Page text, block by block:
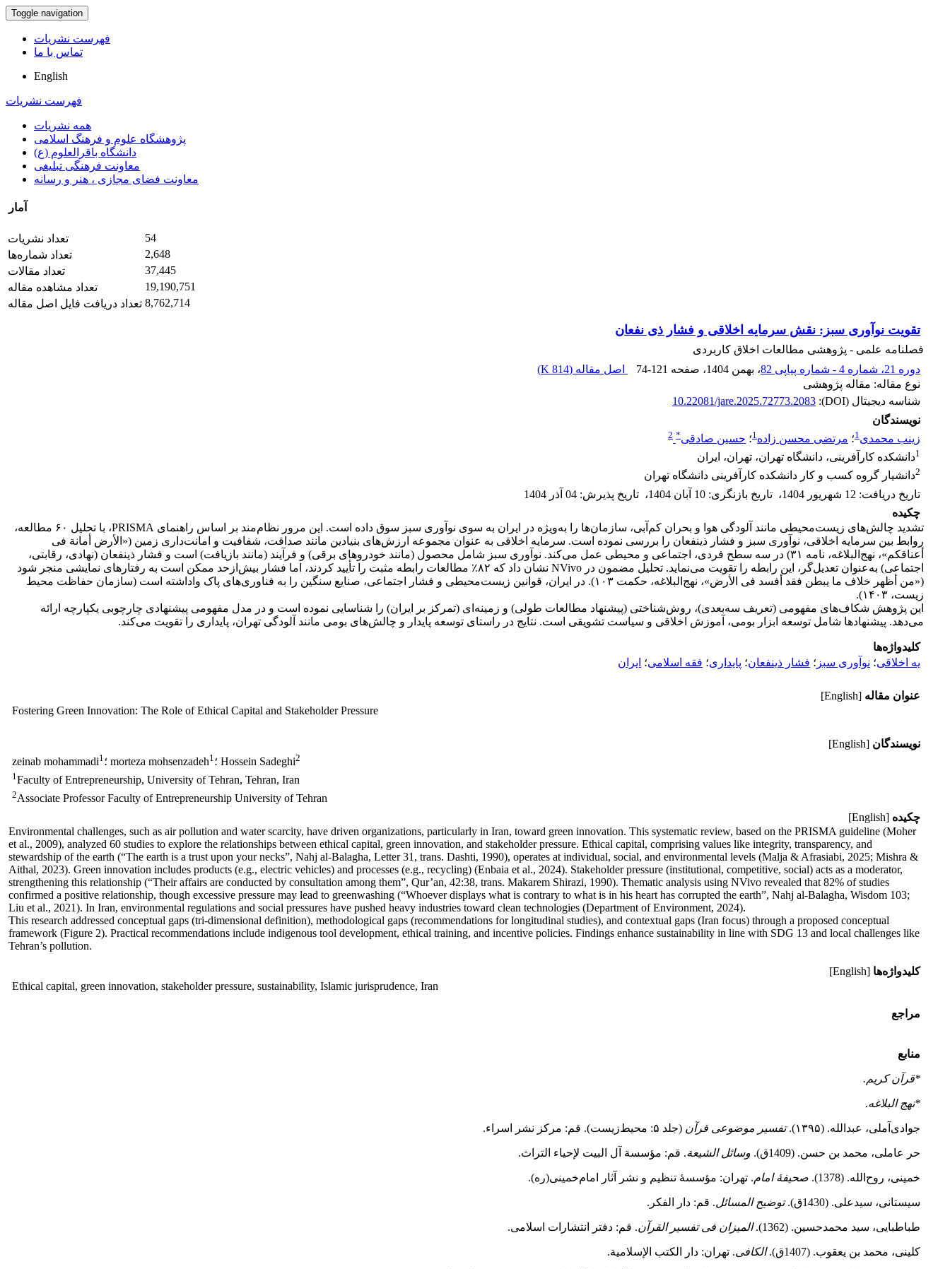
Toggle navigation
فهرست نشریات
تماس با ما
English
فهرست نشریات
همه نشریات
پژوهشگاه علوم و فرهنگ اسلامی
دانشگاه باقرالعلوم (ع)
معاونت فرهنگی تبلیغی
معاونت فضای مجازی ، هنر و رسانه
آمار
تعداد نشریات
54
تعداد شماره‌ها
2,648
تعداد مقالات
37,445
تعداد مشاهده مقاله
19,190,751
تعداد دریافت فایل اصل مقاله 8,762,714
تقویت نوآوری سبز: نقش سرمایه اخلاقی و فشار ذی نفعان
فصلنامه علمی - پژوهشی مطالعات اخلاق کاربردی
دوره 21، شماره 4 - شماره پیاپی 82
، بهمن 1404 ، صفحه 74-121 اصل مقاله (814 K
)
نوع مقاله: مقاله پژوهشی
شناسه دیجیتال (DOI):
10.22081/jare.2025.72773.2083
نویسندگان
زینب محمدی 1؛ مرتضی محسن زاده 1؛ حسین صادقی*
2
1دانشکده کارآفرینی، دانشگاه تهران، تهران، ایران
2دانشیار گروه کسب و کار دانشکده کارآفرینی دانشگاه تهران
تاریخ دریافت: 12 شهریور 1404 ، تاریخ بازنگری: 10 آبان 1404 ، تاریخ پذیرش: 04 آذر 1404
چکیده
تشدید چالش‌های زیست‌محیطی مانند آلودگی هوا و بحران کم‌آبی، سازمان‌ها را به‌ویژه در ایران به سوی نوآوری سبز سوق داده است. این مرور نظام‌مند بر اساس راهنمای PRISMA، با تحلیل ۶۰ مطالعه،
روابط بین سرمایه اخلاقی، نوآوری سبز و فشار ذینفعان را بررسی نموده است. سرمایه اخلاقی به عنوان مجموعه ارزش‌های بنیادین مانند صداقت، شفافیت و امانت‌داری زمین («الأرض أمانة فی
أعناقکم»، نهج‌البلاغه، نامه ۳۱) در سه سطح فردی، اجتماعی و محیطی عمل می‌کند. نوآوری سبز شامل محصول (مانند خودروهای برقی) و فرآیند (مانند بازیافت) است و فشار ذینفعان (نهادی، رقابتی،
اجتماعی) به‌عنوان تعدیل‌گر، این رابطه را تقویت می‌نماید. تحلیل مضمون در NVivo نشان داد که ۸۲٪ مطالعات رابطه مثبت را تأیید کردند، اما فشار بیش‌ازحد ممکن است به رفتارهای نمایشی منجر شود
(«من أظهر خلاف ما یبطن فقد أفسد فی الأرض»، نهج‌البلاغه، حکمت ۱۰۳). در ایران، قوانین زیست‌محیطی و فشار اجتماعی، صنایع سنگین را به فناوری‌های پاک واداشته است (سازمان حفاظت محیط
زیست، ۱۴۰۳).
این پژوهش شکاف‌های مفهومی (تعریف سه‌بعدی)، روش‌شناختی (پیشنهاد مطالعات طولی) و زمینه‌ای (تمرکز بر ایران) را شناسایی نموده است و در مدل مفهومی پیشنهادی چارچوبی یکپارچه ارائه
می‌دهد. پیشنهادها شامل توسعه ابزار بومی، آموزش اخلاقی و سیاست تشویقی است. نتایج در راستای توسعه پایدار و چالش‌های بومی مانند آلودگی تهران، پایداری را تقویت می‌کند.
کلیدواژه‌ها
یه اخلاقی؛ نوآوری سبز ؛ فشار ذینفعان؛ پایداری؛ فقه اسلامی؛ ایران
عنوان مقاله [English]
Fostering Green Innovation: The Role of Ethical Capital and Stakeholder Pressure
نویسندگان [English]
zeinab mohammadi1 ؛ morteza mohsenzadeh1 ؛ Hossein Sadeghi2
1 Faculty of Entrepreneurship, University of Tehran, Tehran, Iran
2Associate Professor Faculty of Entrepreneurship University of Tehran
چکیده [English]
Environmental challenges, such as air pollution and water scarcity, have driven organizations, particularly in Iran, toward green innovation. This systematic review, based on the PRISMA guideline (Moher
et al., 2009), analyzed 60 studies to explore the relationships between ethical capital, green innovation, and stakeholder pressure. Ethical capital, comprising values like integrity, transparency, and
stewardship of the earth (“The earth is a trust upon your necks”, Nahj al-Balagha, Letter 31, trans. Dashti, 1990), operates at individual, social, and environmental levels (Malja & Afrasiabi, 2025; Mishra &
Aithal, 2023). Green innovation includes products (e.g., electric vehicles) and processes (e.g., recycling) (Enbaia et al., 2024). Stakeholder pressure (institutional, competitive, social) acts as a moderator,
strengthening this relationship (“Their affairs are conducted by consultation among them”, Qur’an, 42:38, trans. Makarem Shirazi, 1990). Thematic analysis using NVivo revealed that 82% of studies
confirmed a positive relationship, though excessive pressure may lead to greenwashing (“Whoever displays what is contrary to what is in his heart has corrupted the earth”, Nahj al-Balagha, Wisdom 103;
Liu et al., 2021). In Iran, environmental regulations and social pressures have pushed heavy industries toward clean technologies (Department of Environment, 2024).
This research addressed conceptual gaps (tri-dimensional definition), methodological gaps (recommendations for longitudinal studies), and contextual gaps (Iran focus) through a proposed conceptual
framework (Figure 2). Practical recommendations include indigenous tool development, ethical training, and incentive policies. Findings enhance sustainability in line with SDG 13 and local challenges like
Tehran’s pollution.
کلیدواژه‌ها [English]
Ethical capital, green innovation, stakeholder pressure, sustainability, Islamic jurisprudence, Iran
مراجع
منابع
*قرآن کریم.
*نهج ‌البلاغه.
جوادی‌آملی، عبدالله. (۱۳۹۵). تفسیر موضوعی قرآن (جلد ۵: محیط‌زیست). قم: مرکز نشر اسراء.
حر عاملی، محمد بن حسن. (1409ق). وسائل الشیعة. قم: مؤسسة آل‌ البیت لإحیاء التراث.
خمینی، روح‌الله. (1378). صحیفۀ امام. تهران: مؤسسۀ تنظیم و نشر آثار امام‌خمینی(ره).
سیستانی، سیدعلی. (1430ق). توضیح المسائل. قم: دار الفکر.
طباطبایی، سید محمدحسین. (1362). المیزان فی تفسیر القرآن. قم: دفتر انتشارات اسلامی.
کلینی، محمد بن یعقوب. (1407ق). الکافی. تهران: دار الکتب الإسلامیة.